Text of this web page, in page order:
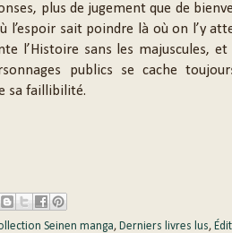
plus de jugement que de
l’espoir sait poindre là où on l’y
l’Histoire sans les majuscules,
publics se cache
sa faillibilité.
Seinen manga, Derniers livres lus,